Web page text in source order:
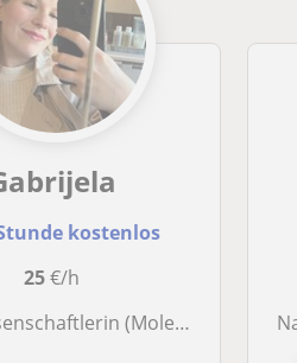
kostenlos
25€/h
Studentin), die gerne mit den Menschen arbeitet und die Hilfe anbietet.